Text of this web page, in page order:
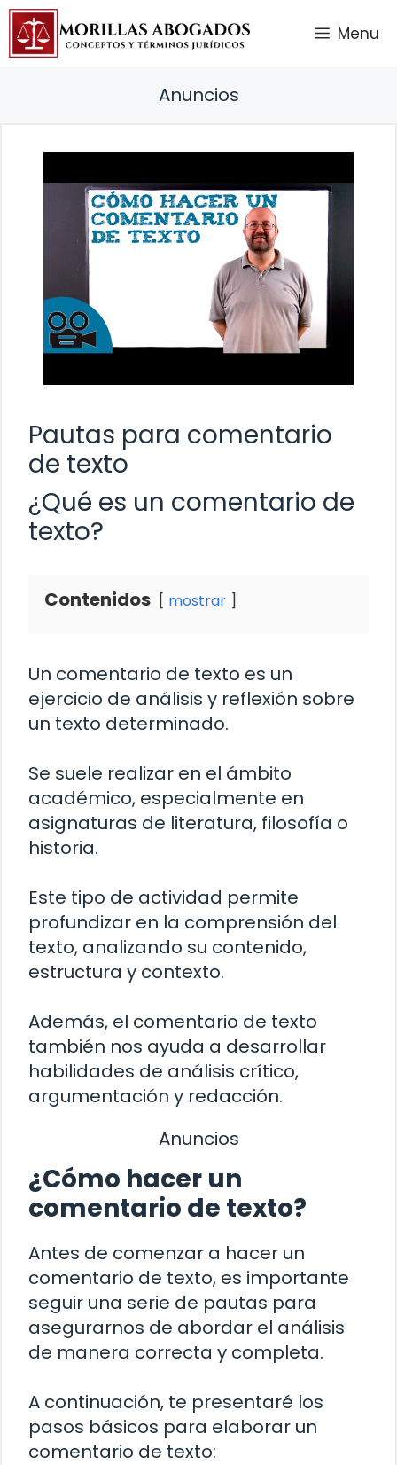
Saltar
contenido
Menu
Anuncios
Pautas para comentario
de texto
¿Qué es un comentario de
texto?
Contenidos mostrar
Un comentario de texto es un
ejercicio de análisis y reflexión sobre
un texto determinado.
Se suele realizar en el ámbito
académico, especialmente en
asignaturas de literatura, filosofía o
historia.
Este tipo de actividad permite
profundizar en la comprensión del
texto, analizando su contenido,
estructura y contexto.
Además, el comentario de texto
también nos ayuda a desarrollar
habilidades de análisis crítico,
argumentación y redacción.
Anuncios
¿Cómo hacer un
comentario de texto?
Antes de comenzar a hacer un
comentario de texto, es importante
seguir una serie de pautas para
asegurarnos de abordar el análisis
de manera correcta y completa.
A continuación, te presentaré los
pasos básicos para elaborar un
comentario de texto: